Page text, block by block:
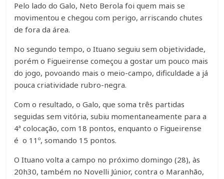
Pelo lado do Galo, Neto Berola foi quem mais se
movimentou e chegou com perigo, arriscando chutes
de fora da área.
No segundo tempo, o Ituano seguiu sem objetividade,
porém o Figueirense começou a gostar um pouco mais
do jogo, povoando mais o meio-campo, dificuldade a já
pouca criatividade rubro-negra.
Com o resultado, o Galo, que soma três partidas
seguidas sem vitória, subiu momentaneamente para a
4ª colocação, com 18 pontos, enquanto o Figueirense
é o 11º, somando 15 pontos.
O Ituano volta a campo no próximo domingo (28), às
20h30, também no Novelli Júnior, contra o Maranhão,